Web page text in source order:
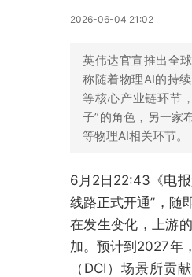
2026-06-04 21:02
英伟达官宣推出全
称随着物理AI的持
等核心产业链环节
子”的角色，另一家
等物理AI相关环节。
6月2日22:43《电
线路正式开通”，随
在发生变化，上游
加。预计到2027年
（DCI）场景所贡